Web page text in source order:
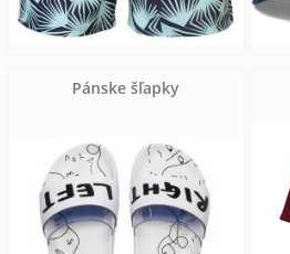
Pánske šľapky